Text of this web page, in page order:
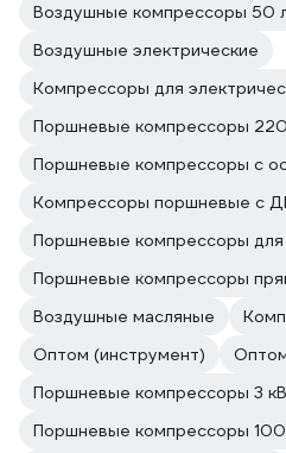
Воздушные компрессоры 50
Воздушные электрические
Компрессоры для
Поршневые компрессоры
Поршневые компрессоры с
Компрессоры поршневые с
Поршневые компрессоры для
Поршневые компрессоры
Воздушные масляные
Оптом (инструмент)
Поршневые компрессоры 3
Поршневые компрессоры